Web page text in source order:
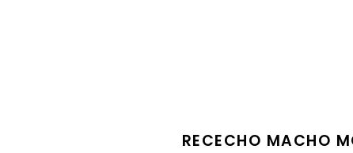
RECECHO MACHO